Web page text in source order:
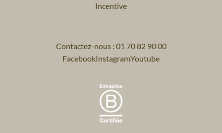
Incentive
Contactez-nous : 01 70 82 90 00
FacebookInstagramYoutube